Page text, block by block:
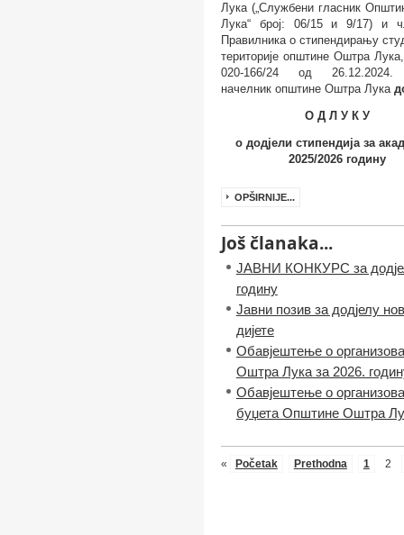
Лука („Службени гласник
Лука“ број: 06/15 и 9/17) и
Правилника о стипендирању
територије општине Оштра Лука
020-166/24 од 26.12.2024.
начелник oпштине Оштра Лука д
OД Л У К У
о додјели стипендија за
2025/2026 годину
OPŠIRNIJE...
Još članaka...
ЈАВНИ КОНКУРС за
годину
Јавни позив за додјелу
дијете
Обавјештење о
Оштра Лука за 2026.
Обавјештење о
буџета Општине Оштра
« Početak Prethodna 1 2